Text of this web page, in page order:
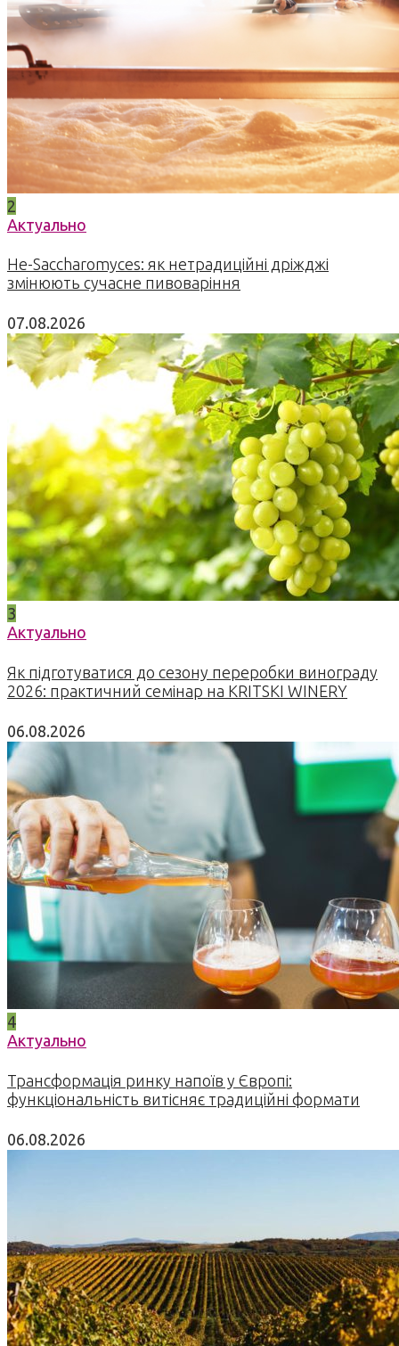
2
Актуально
Не-Saccharomyces: як нетрадиційні дріжджі
змінюють сучасне пивоваріння
07.08.2026
3
Актуально
Як підготуватися до сезону переробки винограду
2026: практичний семінар на KRITSKI WINERY
06.08.2026
4
Актуально
Трансформація ринку напоїв у Європі:
функціональність витісняє традиційні формати
06.08.2026